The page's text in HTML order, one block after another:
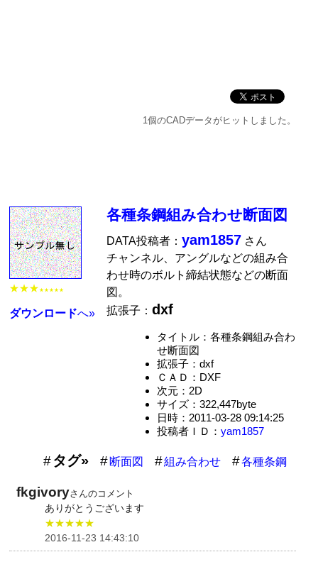
1個のCADデータがヒットしました。
★★★ ★★★★★
ダウンロードへ»
各種条鋼組み合わせ断面図
DATA投稿者：yam1857 さん
チャンネル、アングルなどの組み合
わせ時のボルト締結状態などの断面
図。
拡張子：dxf
タイトル：各種条鋼組み合わ
せ断面図
拡張子：dxf
ＣＡＤ：DXF
次元：2D
サイズ：322,447byte
日時：2011-03-28 09:14:25
投稿者ＩＤ： yam1857
タグ» 断面図 組み合わせ 各種条鋼
fkgivoryさんのコメント
ありがとうございます
★★★★★
2016-11-23 14:43:10